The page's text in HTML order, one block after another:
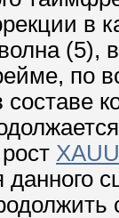
в
(5),
по